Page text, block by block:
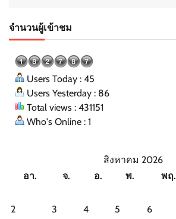
จำนวนผู้เข้าชม
Users Today : 45
Users Yesterday : 86
Total views : 431151
Who's Online : 1
สิงหาคม 2026
อา.
จ. อ. พ. พฤ.
2
3 4 5 6